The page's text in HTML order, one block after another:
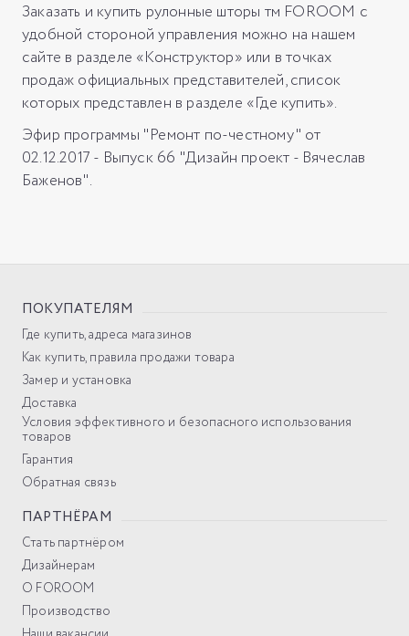
Заказать и купить рулонные шторы тм FOROOM с
удобной стороной управления можно на нашем
сайте в разделе «Конструктор» или в точках
продаж официальных представителей, список
которых представлен в разделе «Где купить».
Эфир программы "Ремонт по-честному" от
02.12.2017 - Выпуск 66 "Дизайн проект - Вячеслав
Баженов".
ПОКУПАТЕЛЯМ
Где купить, адреса магазинов
Как купить, правила продажи товара
Замер и установка
Доставка
Условия эффективного и безопасного использования
товаров
Гарантия
Обратная связь
ПАРТНЁРАМ
Стать партнёром
Дизайнерам
О FOROOM
Производство